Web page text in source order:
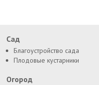
Сад
Благоустройство сада
Плодовые кустарники
Огород